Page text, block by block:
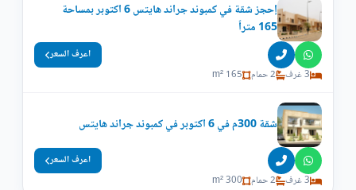
إحجز شقة في كمبوند جراند هايتس 6 اكتوبر بمساحة
165 متراً
3 غرف 2 حمام 165 m²
اعرف السعر
شقة 300م في 6 اكتوبر في كمبوند جراند هايتس
3 غرف 2 حمام 300 m²
اعرف السعر